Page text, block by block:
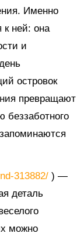
Именно
к ней: она
и
островок
превращают
беззаботного
313882/ ) —
деталь
можно